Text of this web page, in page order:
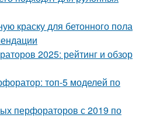
краску для бетонного пола
2025: рейтинг и обзор
топ-5 моделей по
перфораторов с 2019 по